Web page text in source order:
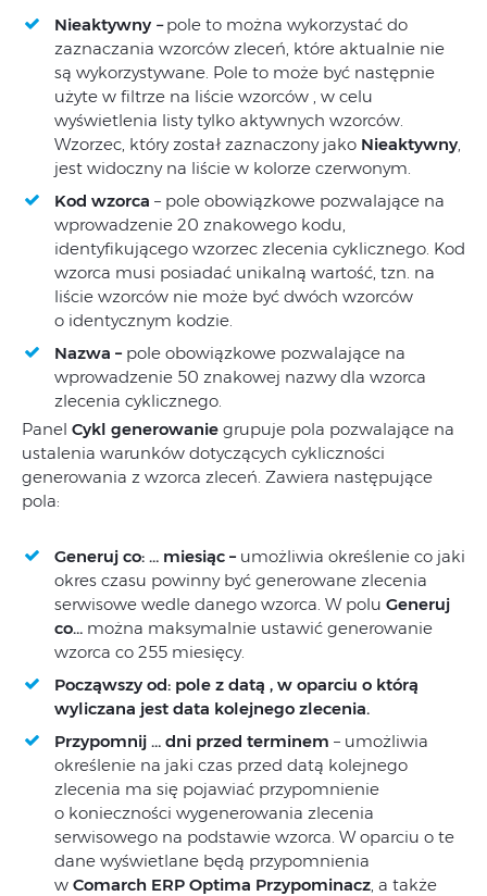
Nieaktywny –pole to można wykorzystać do
zaznaczania wzorców zleceń, które aktualnie nie
są wykorzystywane. Pole to może być następnie
użyte w filtrze na liście wzorców , w celu
wyświetlenia listy tylko aktywnych wzorców.
Wzorzec, który został zaznaczony jako Nieaktywny,
jest widoczny na liście w kolorze czerwonym.
Kod wzorca – pole obowiązkowe pozwalające na
wprowadzenie 20 znakowego kodu,
identyfikującego wzorzec zlecenia cyklicznego. Kod
wzorca musi posiadać unikalną wartość, tzn. na
liście wzorców nie może być dwóch wzorców
o identycznym kodzie.
Nazwa – pole obowiązkowe pozwalające na
wprowadzenie 50 znakowej nazwy dla wzorca
zlecenia cyklicznego.
Panel Cykl generowanie grupuje pola pozwalające na
ustalenia warunków dotyczących cykliczności
generowania z wzorca zleceń. Zawiera następujące
pola:
Generuj co: … miesiąc – umożliwia określenie co jaki
okres czasu powinny być generowane zlecenia
serwisowe wedle danego wzorca. W polu Generuj
co… można maksymalnie ustawić generowanie
wzorca co 255 miesięcy.
Począwszy od: pole z datą , w oparciu o którą
wyliczana jest data kolejnego zlecenia.
Przypomnij … dni przed terminem – umożliwia
określenie na jaki czas przed datą kolejnego
zlecenia ma się pojawiać przypomnienie
o konieczności wygenerowania zlecenia
serwisowego na podstawie wzorca. W oparciu o te
dane wyświetlane będą przypomnienia
w Comarch ERP Optima Przypominacz, a także